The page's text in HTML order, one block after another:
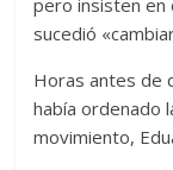
pero insisten
sucedió
Horas antes de
había ordenado
movimiento,